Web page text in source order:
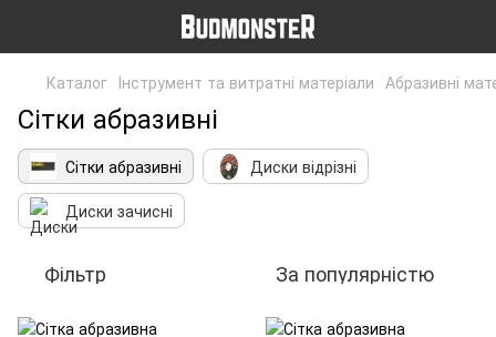
Каталог Інструмент та витратні матеріали Абразивні
Сітки абразивні
Сітки абразивні
Диски відрізні
Диски зачисні
Фільтр За популярністю